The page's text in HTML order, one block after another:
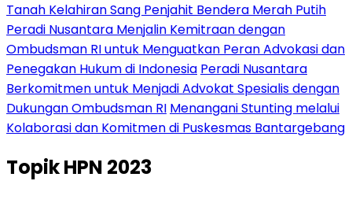
Tanah Kelahiran Sang Penjahit Bendera Merah Putih
Peradi Nusantara Menjalin Kemitraan dengan
Ombudsman RI untuk Menguatkan Peran Advokasi dan
Penegakan Hukum di Indonesia Peradi Nusantara
Berkomitmen untuk Menjadi Advokat Spesialis dengan
Dukungan Ombudsman RI Menangani Stunting melalui
Kolaborasi dan Komitmen di Puskesmas Bantargebang
TopikHPN 2023